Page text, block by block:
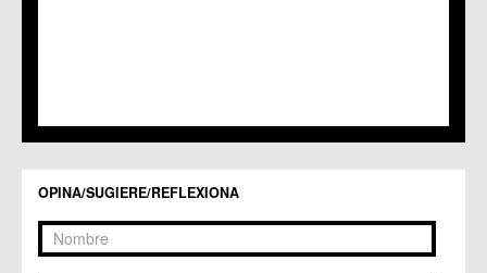
OPINA/SUGIERE/REFLEXIONA